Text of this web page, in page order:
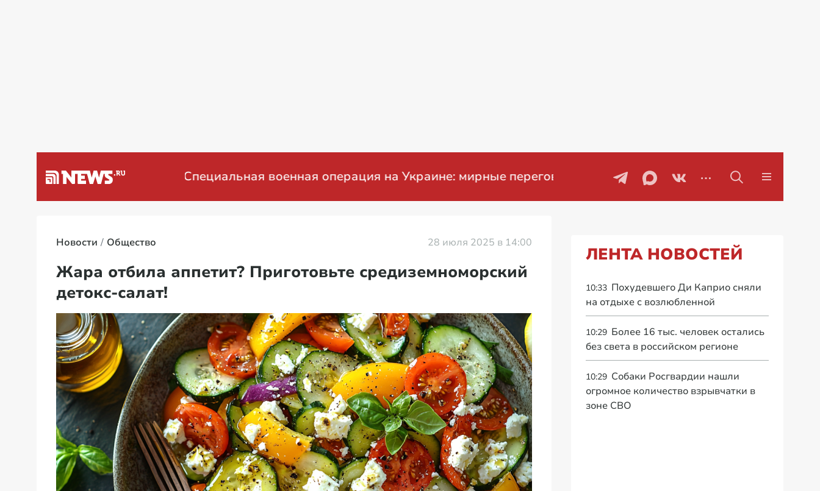
Специальная военная операция на Украине: мирные переговоры Проблемы с бензином в
Новости Общество 28 июля 2025 в 14:00
Жара отбила аппетит? Приготовьте средиземноморский
детокс-салат!
ЛЕНТА НОВОСТЕЙ
10:33 Похудевшего Ди Каприо сняли
на отдыхе с возлюбленной
10:29 Более 16 тыс. человек остались
без света в российском регионе
10:29 Собаки Росгвардии нашли
огромное количество взрывчатки в
зоне СВО